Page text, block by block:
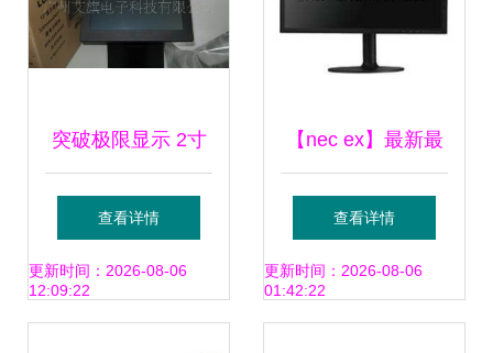
突破极限显示 2寸
防水防爆液晶触摸
屏显示器在工业与
查看详情
更新时间：2026-08-06
12:09:22
【nec ex】最新最
全nec ex返利优惠
_一淘网 LCD显示
查看详情
更新时间：2026-08-06
01:42:22